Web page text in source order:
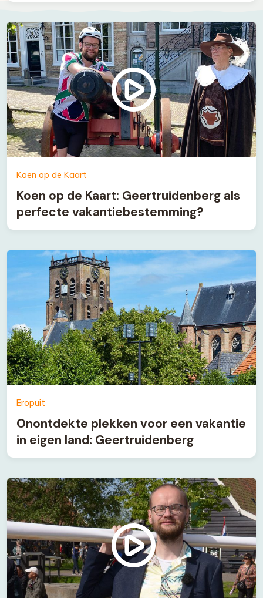
Koen op de Kaart
Koen op de Kaart: Geertruidenberg als
perfecte vakantiebestemming?
Eropuit
Onontdekte plekken voor een vakantie
in eigen land: Geertruidenberg